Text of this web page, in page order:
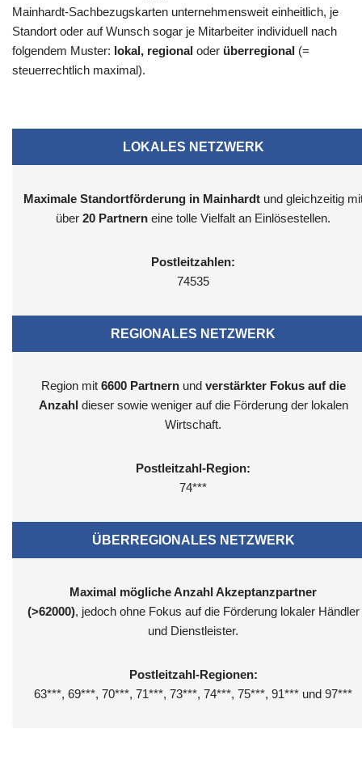
Mainhardt-Sachbezugskarten unternehmensweit einheitlich, je
Standort oder auf Wunsch sogar je Mitarbeiter individuell nach
folgendem Muster: lokal, regional oder überregional (=
steuerrechtlich maximal).
LOKALES NETZWERK
Maximale Standortförderung in Mainhardtund gleichzeitig
über 20 Partnern eine tolle Vielfalt an Einlösestellen.
Postleitzahlen:
74535
REGIONALES NETZWERK
Region mit 6600 Partnernund verstärkter Fokus auf die
Anzahl dieser sowie weniger auf die Förderung der lokalen
Wirtschaft.
Postleitzahl-Region:
74***
ÜBERREGIONALES NETZWERK
Maximal mögliche Anzahl Akzeptanzpartner
(>62000), jedoch ohne Fokus auf die Förderung lokaler Händler
und Dienstleister.
Postleitzahl-Regionen:
63***, 69***, 70***, 71***, 73***, 74***, 75***, 91*** und 97***